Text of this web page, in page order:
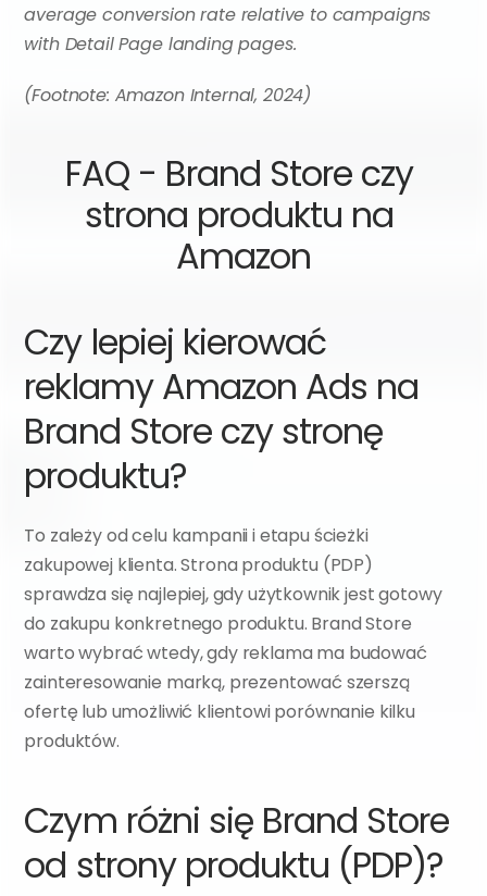
average conversion rate relative to campaigns
with Detail Page landing pages.
(Footnote: Amazon Internal, 2024)
FAQ - Brand Store czy
strona produktu na
Amazon
Czy lepiej kierować
reklamy Amazon Ads na
Brand Store czy stronę
produktu?
To zależy od celu kampanii i etapu ścieżki
zakupowej klienta. Strona produktu (PDP)
sprawdza się najlepiej, gdy użytkownik jest gotowy
do zakupu konkretnego produktu. Brand Store
warto wybrać wtedy, gdy reklama ma budować
zainteresowanie marką, prezentować szerszą
ofertę lub umożliwić klientowi porównanie kilku
produktów.
Czym różni się Brand Store
od strony produktu (PDP)?